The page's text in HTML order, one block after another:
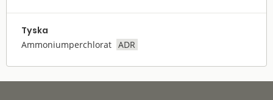
Tyska
Ammoniumperchlorat ADR